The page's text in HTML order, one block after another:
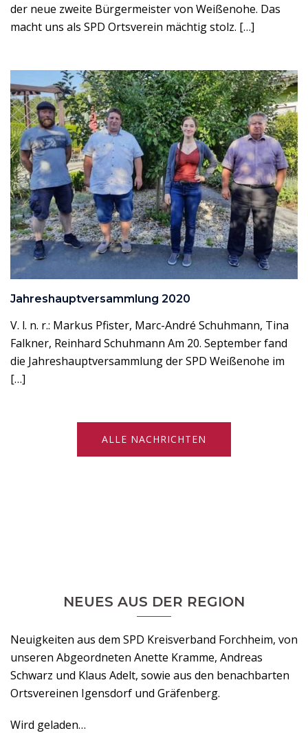
der neue zweite Bürgermeister von Weißenohe. Das
macht uns als SPD Ortsverein mächtig stolz. […]
Jahreshauptversammlung 2020
V. l. n. r.: Markus Pfister, Marc-André Schuhmann, Tina
Falkner, Reinhard Schuhmann Am 20. September fand
die Jahreshauptversammlung der SPD Weißenohe im
[…]
ALLE NACHRICHTEN
NEUES AUS DER REGION
Neuigkeiten aus dem SPD Kreisverband Forchheim, von
unseren Abgeordneten Anette Kramme, Andreas
Schwarz und Klaus Adelt, sowie aus den benachbarten
Ortsvereinen Igensdorf und Gräfenberg.
Wird geladen…